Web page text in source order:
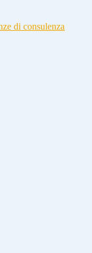
di consulenza